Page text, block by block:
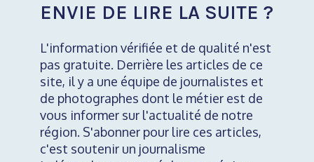
ENVIE DE LIRE LA SUITE ?
L'information vérifiée et de qualité n'est
pas gratuite. Derrière les articles de ce
site, il y a une équipe de journalistes et
de photographes dont le métier est de
vous informer sur l'actualité de notre
région. S'abonner pour lire ces articles,
c'est soutenir un journalisme